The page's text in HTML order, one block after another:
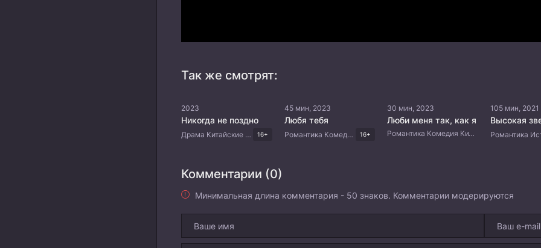
Так же смотрят:
2023
Никогда не поздно
Драма Китайские дорамы 16+
45 мин, 2023
Любя тебя
Романтика Комедия Драма Китайские дорамы 16+
30 мин, 2023
Люби меня так, как я
Романтика Комедия Китайские дорамы
105 мин, 2021
Высокая
Комментарии (0)
Минимальная длина комментария - 50 знаков. Комментарии модерируются